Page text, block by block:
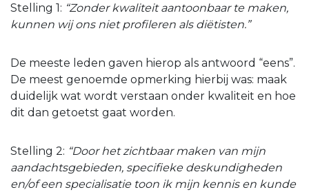
Stelling 1: “Zonder kwaliteit aantoonbaar te maken,
kunnen wij ons niet profileren als diëtisten.”
De meeste leden gaven hierop als antwoord “eens”.
De meest genoemde opmerking hierbij was: maak
duidelijk wat wordt verstaan onder kwaliteit en hoe
dit dan getoetst gaat worden.
Stelling 2: “Door het zichtbaar maken van mijn
aandachtsgebieden, specifieke deskundigheden
en/of een specialisatie toon ik mijn kennis en kunde